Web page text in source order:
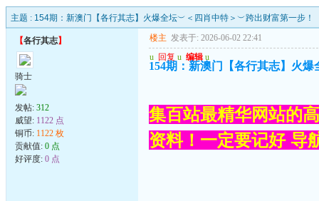
主题 : 154期：新澳门【各行其志】火爆全坛︶＜四肖中特＞︶跨出财富第一步！
【各行其志】
骑士
发帖: 312
威望: 1122 点
铜币: 1122 枚
贡献值: 0 点
好评度: 0 点
楼主 发表于: 2026-06-02 22:41
u 回复 u 编辑 u
154期：新澳门【各行其志】火
集百站最精华网站的
资料！一定要记好 导